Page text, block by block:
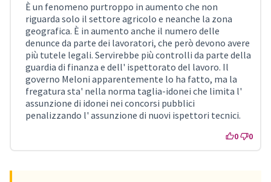
È un fenomeno purtroppo in aumento che non
riguarda solo il settore agricolo e neanche la zona
geografica. È in aumento anche il numero delle
denunce da parte dei lavoratori, che però devono avere
più tutele legali. Servirebbe più controlli da parte della
guardia di finanza e dell' ispettorato del lavoro. Il
governo Meloni apparentemente lo ha fatto, ma la
fregatura sta' nella norma taglia-idonei che limita l'
assunzione di idonei nei concorsi pubblici
penalizzando l' assunzione di nuovi ispettori tecnici.
0 0